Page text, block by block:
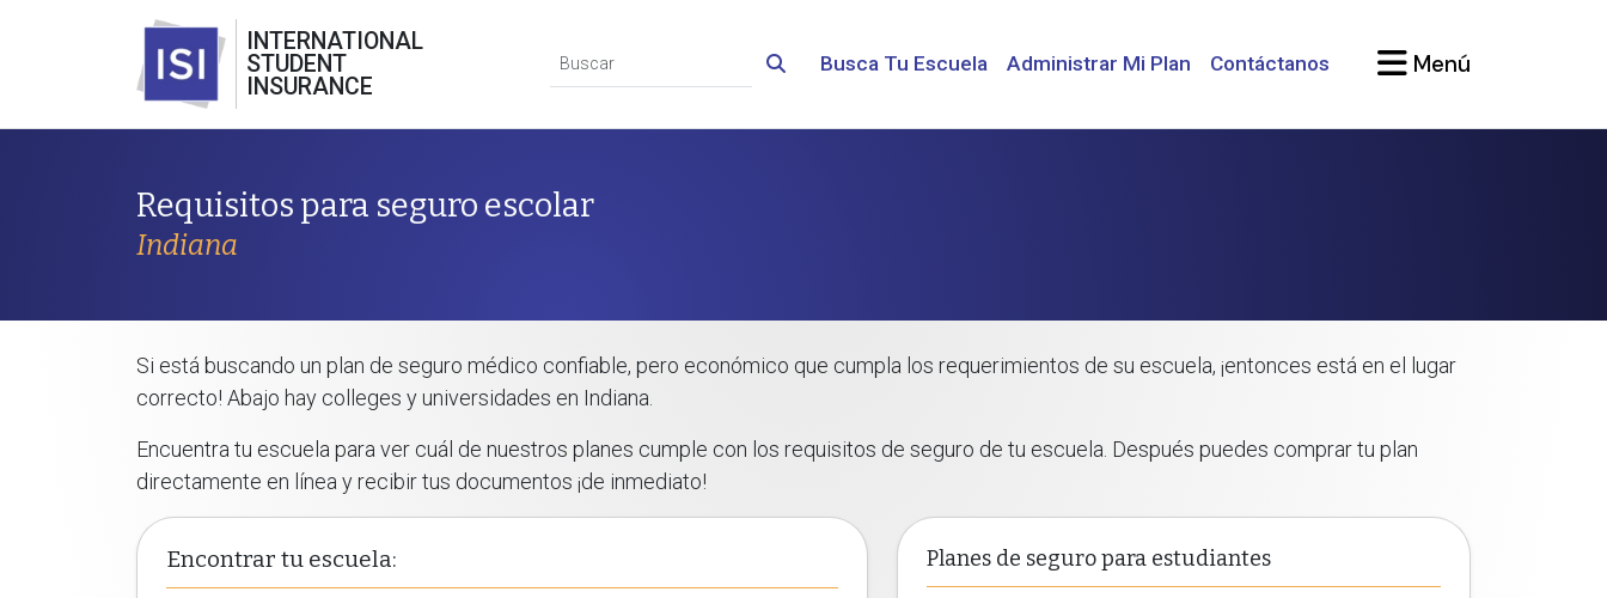
INTERNATIONAL
STUDENT
INSURANCE
Busca Tu Escuela Administrar Mi Plan Contáctanos Menú
Requisitos para seguro escolar
Indiana
Si está buscando un plan de seguro médico confiable, pero económico que cumpla los requerimientos de su escuela, ¡entonces está en el lugar
correcto! Abajo hay colleges y universidades en Indiana.
Encuentra tu escuela para ver cuál de nuestros planes cumple con los requisitos de seguro de tu escuela. Después puedes comprar tu plan
directamente en línea y recibir tus documentos ¡de inmediato!
Encontrar tu escuela: Planes de seguro para estudiantes